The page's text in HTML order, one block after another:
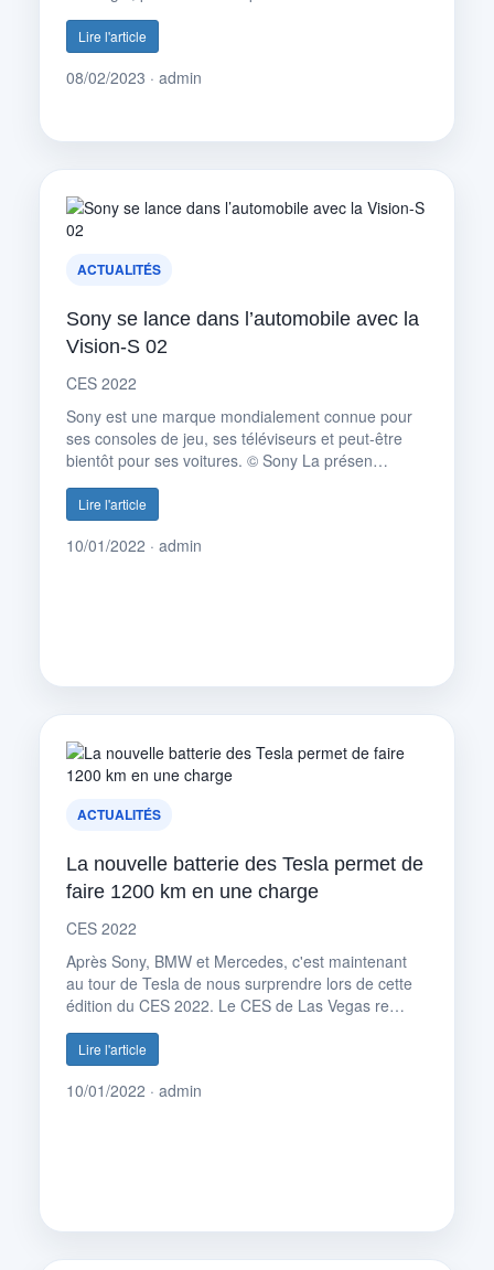
Lire l'article
08/02/2023 · admin
ACTUALITÉS
Sony se lance dans l’automobile avec la
Vision-S 02
CES 2022
Sony est une marque mondialement connue pour
ses consoles de jeu, ses téléviseurs et peut-être
bientôt pour ses voitures. © Sony La présen…
Lire l'article
10/01/2022 · admin
ACTUALITÉS
La nouvelle batterie des Tesla permet de
faire 1200 km en une charge
CES 2022
Après Sony, BMW et Mercedes, c'est maintenant
au tour de Tesla de nous surprendre lors de cette
édition du CES 2022. Le CES de Las Vegas re…
Lire l'article
10/01/2022 · admin